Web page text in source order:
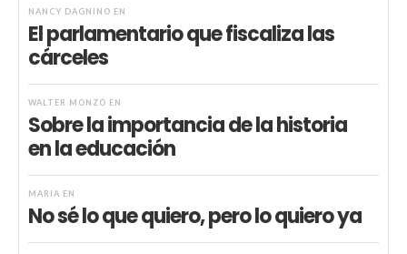
NANCY DAGNINO EN
El parlamentario que fiscaliza las
cárceles
WALTER MONZÓ EN
Sobre la importancia de la historia
en la educación
MARIA EN
No sé lo que quiero, pero lo quiero ya